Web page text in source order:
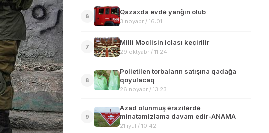
6
Qazaxda evdə yanğın olub
3 noyabr / 16:01
7
Milli Məclisin iclası keçirilir
29 oktyabr / 11:24
8
Polietilen torbaların satışına qadağa
qoyulacaq
26 noyabr / 13:23
9
Azad olunmuş ərazilərdə
minatəmizləmə davam edir-ANAMA
21 iyul / 10:42